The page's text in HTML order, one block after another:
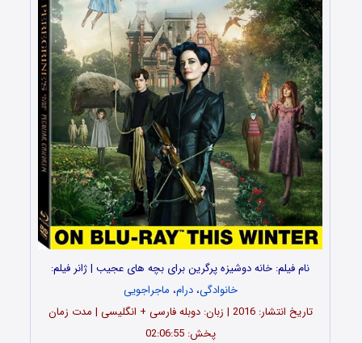
نام فیلم: خانه دوشیزه پرگرین برای بچه های عجیب | ژانر فیلم:
خانوادگی،درام، ماجراجویی
تاریخ انتشار: 2016 | زبان: دوبله فارسی + انگلیسی | مدت زمان
پخش: 02:06:55